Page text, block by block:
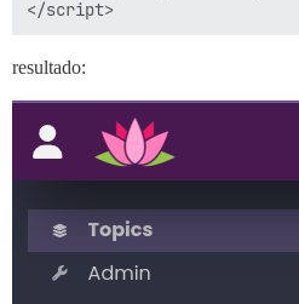
resultado: